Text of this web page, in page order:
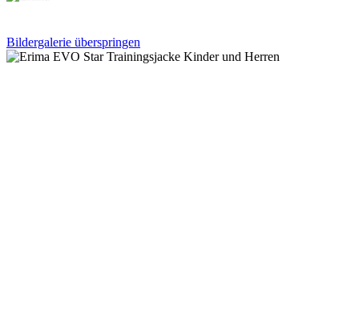
Bildergalerie überspringen